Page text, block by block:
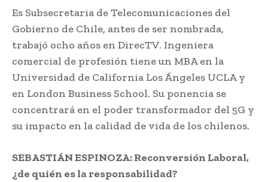
Es Subsecretaria de Telecomunicaciones del
Gobierno de Chile, antes de ser nombrada,
trabajó ocho años en DirecTV. Ingeniera
comercial de profesión tiene un MBA en la
Universidad de California Los Ángeles UCLA y
en London Business School. Su ponencia se
concentrará en el poder transformador del 5G y
su impacto en la calidad de vida de los chilenos.
SEBASTIÁN ESPINOZA:Reconversión Laboral,
¿de quién es la responsabilidad?